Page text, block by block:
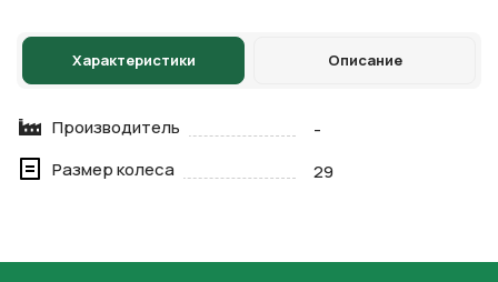
Характеристики Описание
Производитель
-
Размер колеса
29